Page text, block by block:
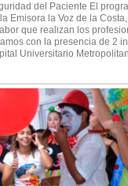
del Paciente El
Emisora la Voz de la
que realizan los
con la presencia de 2
Universitario